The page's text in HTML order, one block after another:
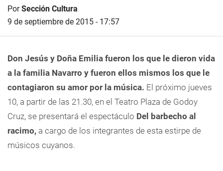
PorSección Cultura
9 de septiembre de 2015 - 17:57
Don Jesús y Doña Emilia fueron los que le dieron vida
a la familia Navarro y fueron ellos mismos los que le
contagiaron su amor por la música. El próximo jueves
10, a partir de las 21.30, en el Teatro Plaza de Godoy
Cruz, se presentará el espectáculo Del barbecho al
racimo, a cargo de los integrantes de esta estirpe de
músicos cuyanos.